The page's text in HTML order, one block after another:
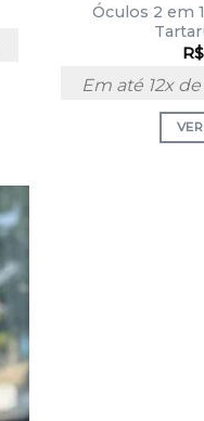
Óculos 2 em
R$
Em até 12x de